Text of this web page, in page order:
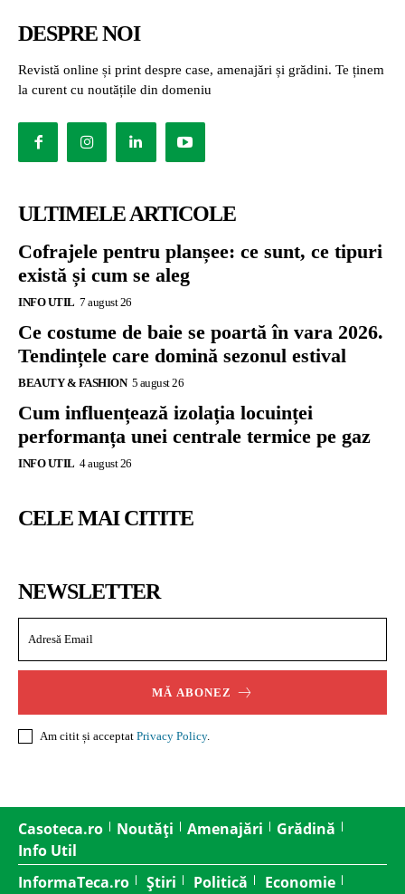
DESPRE NOI
Revistă online și print despre case, amenajări și grădini. Te ținem
la curent cu noutățile din domeniu
ULTIMELE ARTICOLE
Cofrajele pentru planșee: ce sunt, ce tipuri
există și cum se aleg
INFO UTIL 7 august 26
Ce costume de baie se poartă în vara 2026.
Tendințele care domină sezonul estival
BEAUTY & FASHION 5 august 26
Cum influențează izolația locuinței
performanța unei centrale termice pe gaz
INFO UTIL 4 august 26
CELE MAI CITITE
NEWSLETTER
MĂ ABONEZ
Am citit și acceptat Privacy Policy.
Casoteca.ro Noutăți Amenajări
Grădină
Info Util
InformaTeca.ro
Știri Politică
Economie